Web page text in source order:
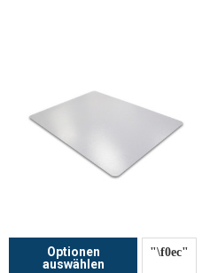
Optionen
auswählen